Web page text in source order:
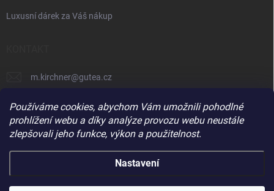
Používáme cookies, abychom Vám umožnili pohodlné
prohlížení webu a díky analýze provozu webu neustále
zlepšovali jeho funkce, výkon a použitelnost.
Nastavení
Luxusní dárek za Váš nákup
m.kirchner@gutea.cz
+420 602 710 841